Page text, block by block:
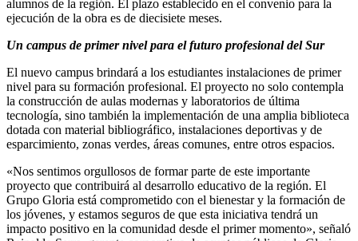
alumnos de la región. El plazo establecido en el convenio para la
ejecución de la obra es de diecisiete meses.
Un campus de primer nivel para el futuro profesional del Sur
El nuevo campus brindará a los estudiantes instalaciones de primer
nivel para su formación profesional. El proyecto no solo contempla
la construcción de aulas modernas y laboratorios de última
tecnología, sino también la implementación de una amplia biblioteca
dotada con material bibliográfico, instalaciones deportivas y de
esparcimiento, zonas verdes, áreas comunes, entre otros espacios.
«Nos sentimos orgullosos de formar parte de este importante
proyecto que contribuirá al desarrollo educativo de la región. El
Grupo Gloria está comprometido con el bienestar y la formación de
los jóvenes, y estamos seguros de que esta iniciativa tendrá un
impacto positivo en la comunidad desde el primer momento», señaló